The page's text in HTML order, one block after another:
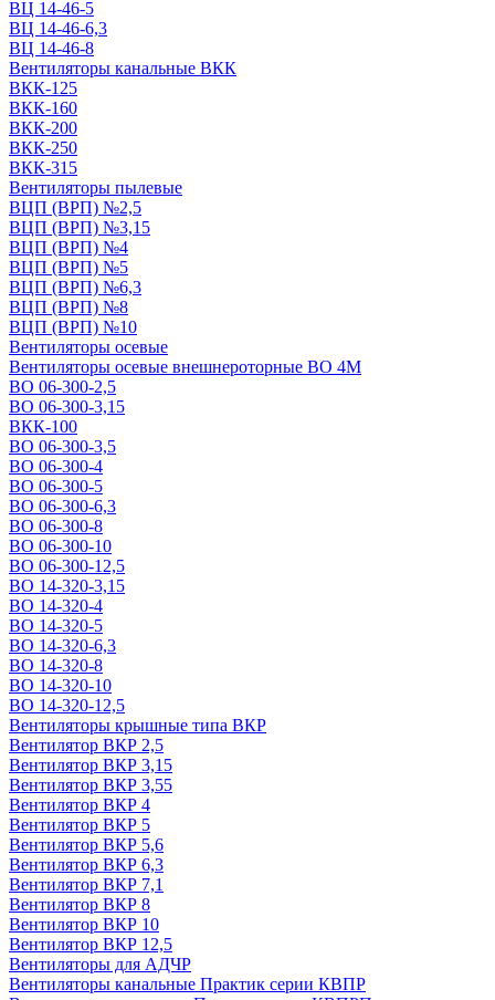
ВЦ 14-46-5
ВЦ 14-46-6,3
ВЦ 14-46-8
Вентиляторы канальные ВКК
ВКК-125
ВКК-160
ВКК-200
ВКК-250
ВКК-315
Вентиляторы пылевые
ВЦП (ВРП) №2,5
ВЦП (ВРП) №3,15
ВЦП (ВРП) №4
ВЦП (ВРП) №5
ВЦП (ВРП) №6,3
ВЦП (ВРП) №8
ВЦП (ВРП) №10
Вентиляторы осевые
Вентиляторы осевые внешнероторные ВО 4М
ВО 06-300-2,5
ВО 06-300-3,15
ВКК-100
ВО 06-300-3,5
ВО 06-300-4
ВО 06-300-5
ВО 06-300-6,3
ВО 06-300-8
ВО 06-300-10
ВО 06-300-12,5
ВО 14-320-3,15
ВО 14-320-4
ВО 14-320-5
ВО 14-320-6,3
ВО 14-320-8
ВО 14-320-10
ВО 14-320-12,5
Вентиляторы крышные типа ВКР
Вентилятор ВКР 2,5
Вентилятор ВКР 3,15
Вентилятор ВКР 3,55
Вентилятор ВКР 4
Вентилятор ВКР 5
Вентилятор ВКР 5,6
Вентилятор ВКР 6,3
Вентилятор ВКР 7,1
Вентилятор ВКР 8
Вентилятор ВКР 10
Вентилятор ВКР 12,5
Вентиляторы для АДЧР
Вентиляторы канальные Практик серии КВПР